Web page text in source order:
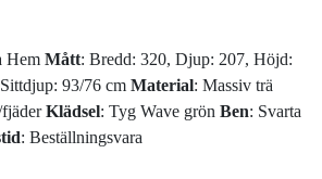
Hem Mått: Bredd: 320, Djup: 207, Höjd:
93/76 cm Material: Massiv trä
Klädsel: Tyg Wave grön Ben: Svarta
: Beställningsvara